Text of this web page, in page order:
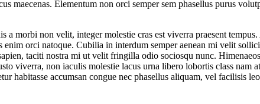
maecenas. Elementum non orci semper sem phasellus purus
morbi non velit, integer molestie cras est viverra praesent
orci natoque. Cubilia in interdum semper aenean mi velit
taciti nostra mi ut velit fringilla odio sociosqu nunc.
viverra, non iaculis molestie lacus urna libero lobortis class nam
habitasse accumsan congue nec phasellus aliquam, vel facilisis